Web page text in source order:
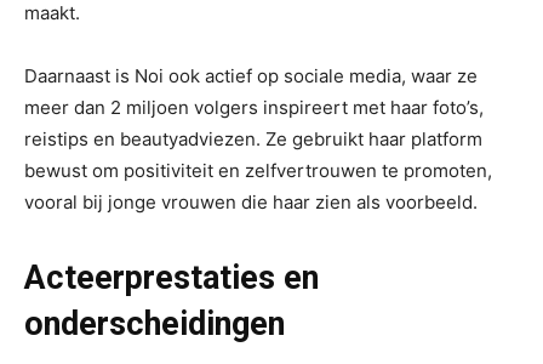
maakt.
Daarnaast is Noi ook actief op sociale media, waar ze
meer dan 2 miljoen volgers inspireert met haar foto’s,
reistips en beautyadviezen. Ze gebruikt haar platform
bewust om positiviteit en zelfvertrouwen te promoten,
vooral bij jonge vrouwen die haar zien als voorbeeld.
Acteerprestaties en
onderscheidingen